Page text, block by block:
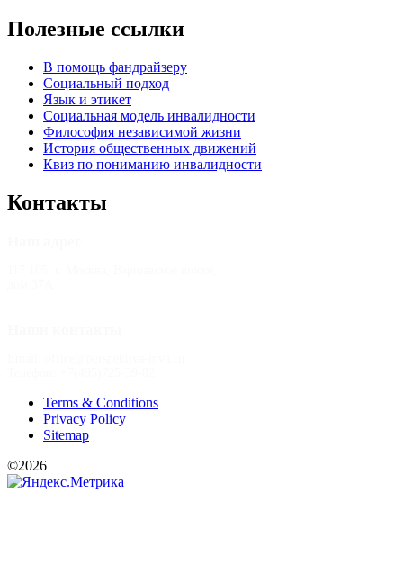
Полезные ссылки
В помощь фандрайзеру
Социальный подход
Язык и этикет
Социальная модель инвалидности
Философия независимой жизни
История общественных движений
Квиз по пониманию инвалидности
Контакты
Terms & Conditions
Privacy Policy
Sitemap
©2026